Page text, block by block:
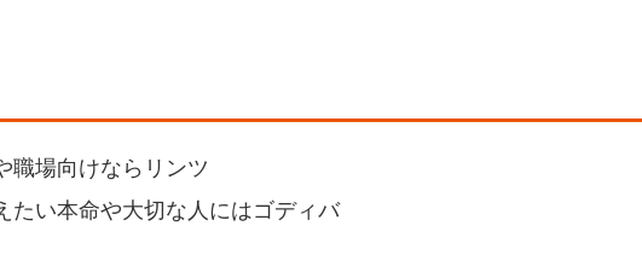
職場向けならリンツ
たい本命や大切な人にはゴディバ